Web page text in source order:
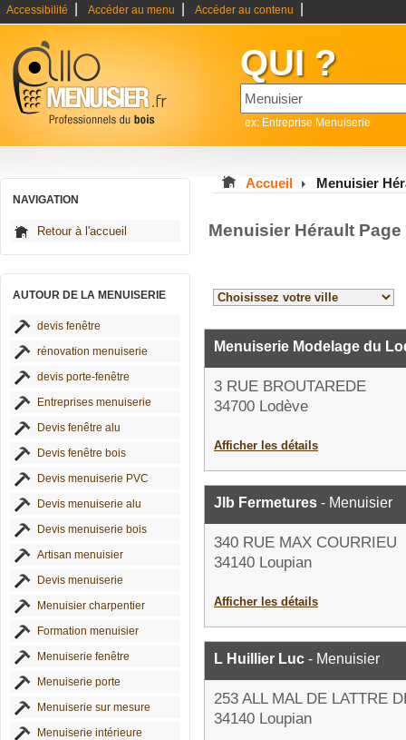
Accessibilité Accéder au menu Accéder au contenu
QUI ?
ex: Entreprise Menuiserie
NAVIGATION
Retour à l'accueil
AUTOUR DE LA MENUISERIE
devis fenêtre
rénovation menuiserie
devis porte-fenêtre
Entreprises menuiserie
Devis fenêtre alu
Devis fenêtre bois
Devis menuiserie PVC
Devis menuiserie alu
Devis menuiserie bois
Artisan menuisier
Devis menuiserie
Menuisier charpentier
Formation menuisier
Menuiserie fenêtre
Menuiserie porte
Menuiserie sur mesure
Menuiserie intérieure
Accueil Menuisier
Menuisier Hérault Page
Menuiserie Modelage du
3 RUE BROUTAREDE
34700 Lodève
Afficher les détails
Jlb Fermetures - Menuisier
340 RUE MAX COURRIEU
34140 Loupian
Afficher les détails
L Huillier Luc - Menuisier
253 ALL MAL DE LATTRE
34140 Loupian